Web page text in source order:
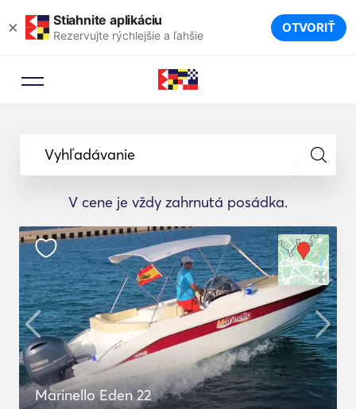
× Stiahnite aplikáciu
Rezervujte rýchlejšie a ľahšie OTVORIŤ
Vyhľadávanie
V cene je vždy zahrnutá posádka.
Marinello Eden 22